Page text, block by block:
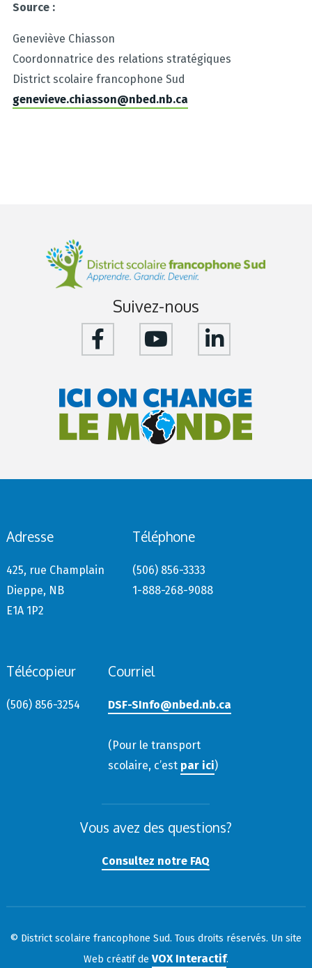
Source :
Geneviève Chiasson
Coordonnatrice des relations stratégiques
District scolaire francophone Sud
genevieve.chiasson@nbed.nb.ca
Suivez-nous
Adresse
425, rue Champlain
Dieppe, NB
E1A 1P2
Téléphone
(506) 856-3333
1-888-268-9088
Télécopieur
(506) 856-3254
Courriel
DSF-SInfo@nbed.nb.ca
(Pour le transport
scolaire, c’est par ici)
Vous avez des questions?
Consultez notre FAQ
© District scolaire francophone Sud. Tous droits réservés. Un site
Web créatif de VOX Interactif.